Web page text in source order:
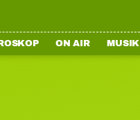
ON AIR MUSIK